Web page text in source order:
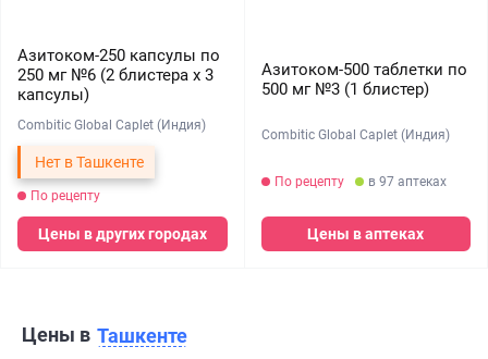
Азитоком-250 капсулы по
250 мг №6 (2 блистера х 3
капсулы)
Combitic Global Caplet (Индия)
Нет в Ташкенте
По рецепту
Цены в других городах
Азитоком-500 таблетки по
500 мг №3 (1 блистер)
Combitic Global Caplet (Индия)
По рецепту в 97 аптеках
Цены в аптеках
Цены в Ташкенте